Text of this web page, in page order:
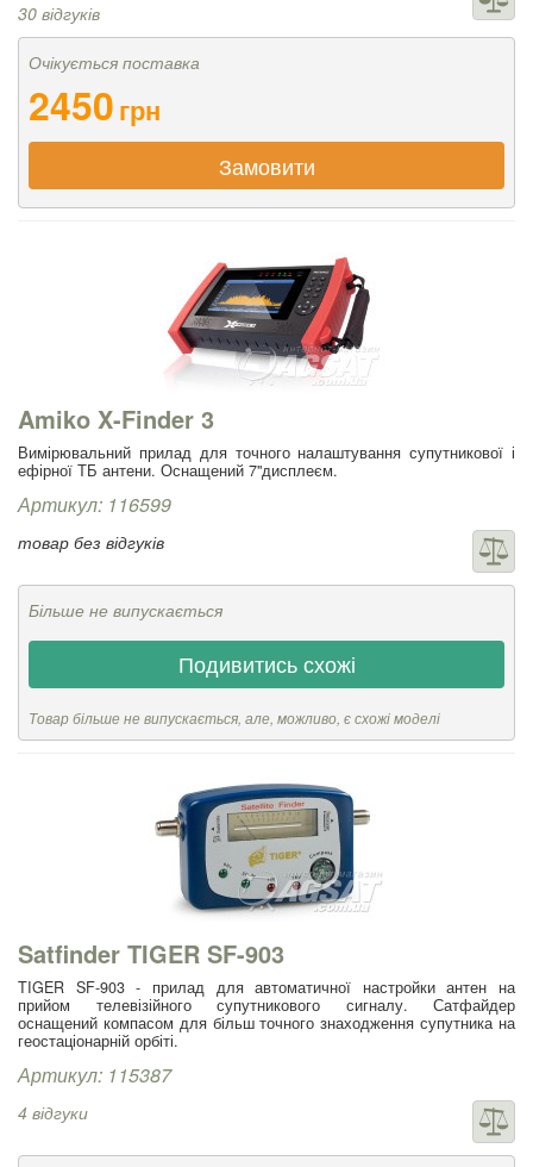
30 відгуків
Очікується поставка
2450грн
Замовити
Amiko X-Finder 3
Вимірювальний прилад для точного налаштування супутникової і
ефірної ТБ антени. Оснащений 7"дисплеєм.
Артикул: 116599
товар без відгуків
Більше не випускається
Подивитись схожі
Товар більше не випускається, але, можливо, є схожі моделі
Satfinder TIGER SF-903
TIGER SF-903 - прилад для автоматичної настройки антен на
прийом телевізійного супутникового сигналу. Сатфайдер
оснащений компасом для більш точного знаходження супутника на
геостаціонарній орбіті.
Артикул: 115387
4 відгуки